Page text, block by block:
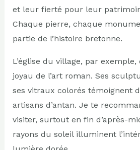
et leur fierté pour leur
Chaque pierre, chaque
partie de l’histoire bretonne.
L’église du village, par
joyau de l’art roman. Ses
ses vitraux colorés témoignent
artisans d’antan. Je te
visiter, surtout en fin d’après-
rayons du soleil illuminent